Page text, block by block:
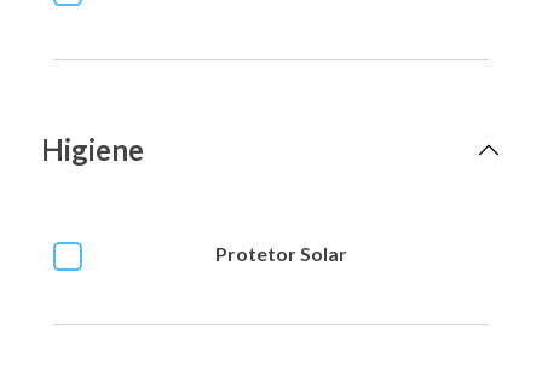
Higiene
Protetor Solar